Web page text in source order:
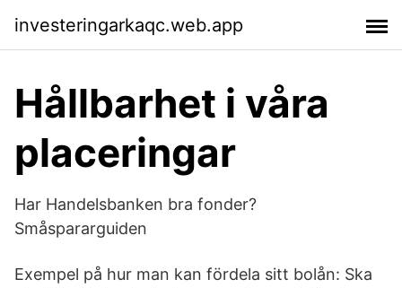
investeringarkaqc.web.app
Hållbarhet i våra
placeringar
Har Handelsbanken bra fonder?
Småspararguiden
Exempel på hur man kan fördela sitt bolån: Ska